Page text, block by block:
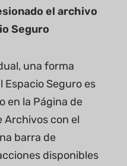
el archivo
Seguro
una forma
Espacio Seguro es
en la Página de
Archivos con el
barra de
disponibles